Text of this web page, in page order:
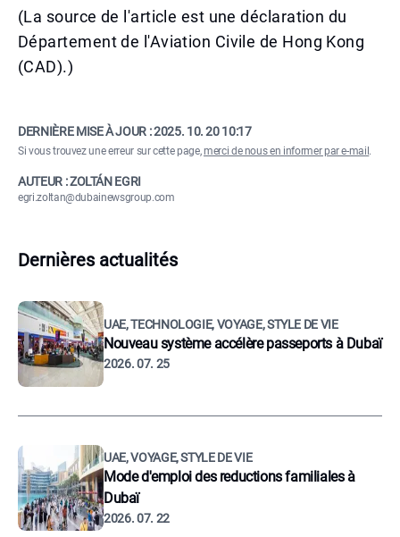
(La source de l'article est une déclaration du
Département de l'Aviation Civile de Hong Kong
(CAD).)
DERNIÈRE MISE À JOUR :2025. 10. 20 10:17
Si vous trouvez une erreur sur cette page,merci de nous en informer par e-mail .
AUTEUR : ZOLTÁN EGRI
egri.zoltan@dubainewsgroup.com
Dernières actualités
UAE, TECHNOLOGIE, VOYAGE, STYLE DE VIE
Nouveau système accélère passeports à Dubaï
2026. 07. 25
UAE, VOYAGE, STYLE DE VIE
Mode d'emploi des reductions familiales à
Dubaï
2026. 07. 22